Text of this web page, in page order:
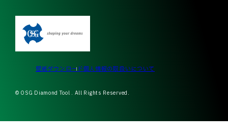
壁紙ダウンロード個人情報の取扱いについて
© OSG Diamond Tool . All Rights Reserved.